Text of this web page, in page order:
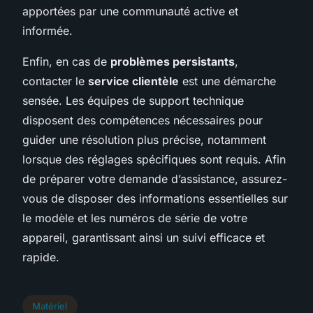
apportées par une communauté active et
informée.
Enfin, en cas de problèmes persistants,
contacter le service clientèle est une démarche
sensée. Les équipes de support technique
disposent des compétences nécessaires pour
guider une résolution plus précise, notamment
lorsque des réglages spécifiques sont requis. Afin
de préparer votre demande d’assistance, assurez-
vous de disposer des informations essentielles sur
le modèle et les numéros de série de votre
appareil, garantissant ainsi un suivi efficace et
rapide.
Matériel